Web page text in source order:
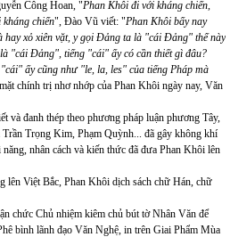
Công Hoan, "Phan Khôi đi với kháng chiến,
chiến", Đào Vũ viết: "Phan Khôi bấy nay
xỏ xiên vặt, y gọi Đảng ta là "cái Đảng" thế này
"cái Đảng", tiếng "cái" ấy có cần thiết gì đâu?
ấy cũng như "le, la, les" của tiếng Pháp mà
chính trị nhơ nhớp của Phan Khôi ngày nay, Văn
và đanh thép theo phương pháp luận phương Tây,
Trọng Kim, Phạm Quỳnh... đã gây không khí
nhân cách và kiến thức đã đưa Phan Khôi lên
lên Việt Bắc, Phan Khôi dịch sách chữ Hán, chữ
chức Chủ nhiệm kiêm chủ bút tờ Nhân Văn để
bình lãnh đạo Văn Nghệ, in trên Giai Phẩm Mùa